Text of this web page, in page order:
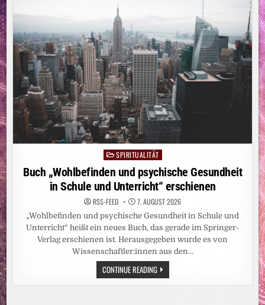
Posted
in
SPIRITUALITÄT
Buch „Wohlbefinden und psychische Gesundheit
in Schule und Unterricht“ erschienen
RSS-FEED 7. AUGUST 2026
„Wohlbefinden und psychische Gesundheit in Schule und
Unterricht“ heißt ein neues Buch, das gerade im Springer-
Verlag erschienen ist. Herausgegeben wurde es von
Wissenschaftler:innen aus den…
CONTINUE READINGBUCH
„WOHLBEFINDEN
UND